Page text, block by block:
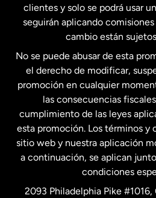
Estados Unidos
Francia
Malasia
Nueva Zelanda
Países Bajos
clientes y solo se podrá usar
seguirán aplicando
cambio están
No se puede abusar de esta
el derecho de modificar,
promoción en cualquier
las consecuencias
cumplimiento de las leyes
esta promoción. Los términos y
sitio web y nuestra aplicación
a continuación, se aplican
condiciones
2093 Philadelphia Pike